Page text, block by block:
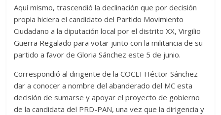
Aquí mismo, trascendió la declinación que por decisión
propia hiciera el candidato del Partido Movimiento
Ciudadano a la diputación local por el distrito XX, Virgilio
Guerra Regalado para votar junto con la militancia de su
partido a favor de Gloria Sánchez este 5 de junio.
Correspondió al dirigente de la COCEI Héctor Sánchez
dar a conocer a nombre del abanderado del MC esta
decisión de sumarse y apoyar el proyecto de gobierno
de la candidata del PRD-PAN, una vez que la dirigencia y